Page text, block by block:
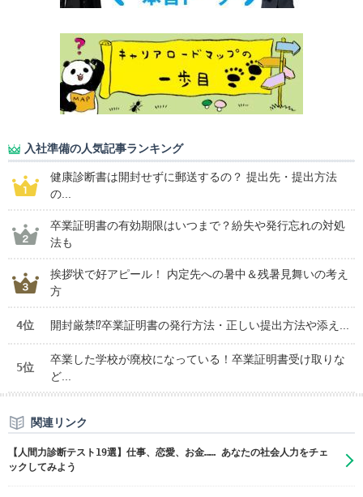
入社準備の人気記事ランキング
健康診断書は開封せずに郵送するの？ 提出先・提出方法
の...
卒業証明書の有効期限はいつまで？紛失や発行忘れの対処
法も
挨拶状で好アピール！ 内定先への暑中＆残暑見舞いの考え
方
4位 開封厳禁⁉卒業証明書の発行方法・正しい提出方法や添え...
5位
卒業した学校が廃校になっている！卒業証明書受け取りな
ど...
関連リンク
【人間力診断テスト19選】仕事、恋愛、お金…… あなたの社会人力をチェ
ックしてみよう